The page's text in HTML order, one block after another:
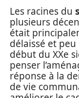
Les racines du
plusieurs
était
délaissé et
début du XXe
penser
réponse à la
de vie